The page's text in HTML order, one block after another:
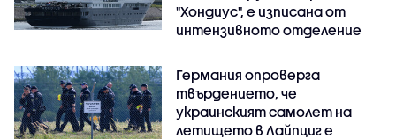
"Хондиус", е изписана от
интензивното отделение
Германия опроверга
твърдението, че
украинският самолет на
летището в Лайпциг е